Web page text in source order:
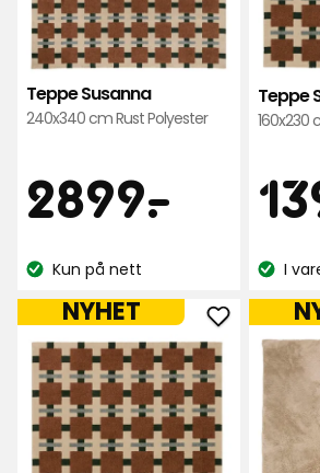
Teppe Susanna
240x340 cm Rust Polyester
Pris
2899-
.
2899
Lagerbalanse:
Kun på nett
Teppe
160x230
I
NYHET
Legg
til
Teppe
Susanna
i
favoritter